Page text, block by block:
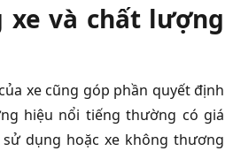
xe và chất lượng
xe cũng góp phần quyết định
hiệu nổi tiếng thường có giá
dụng hoặc xe không thương